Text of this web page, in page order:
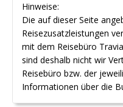
Hinweise:
Die auf dieser Seite
Reisezusatzleistungen
mit dem Reisebüro
sind deshalb nicht wir
Reisebüro bzw. der
Informationen über die